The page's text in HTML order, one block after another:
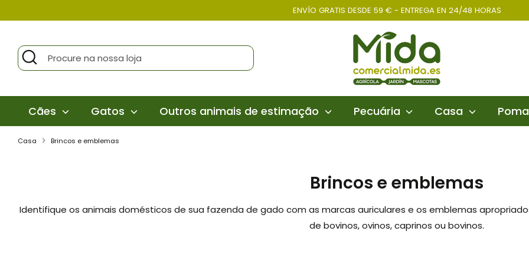
para
conteúdo
ENVÍO GRATIS DESDE 59 € - ENTREGA EN 24/48 HORAS
Procurar
Procure
na
Cães Gatos Outros animais de estimação Pecuária Casa
Casa Brincos e emblemas
Brincos e emblemas
Identifique os animais domésticos de sua fazenda de gado com as marcas auriculares e os emblemas
de bovinos, ovinos, caprinos ou bovinos.